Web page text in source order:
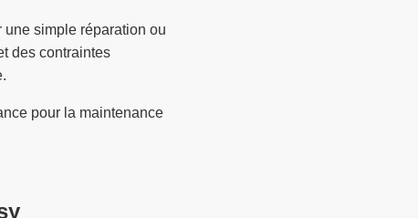
simple réparation ou
des contraintes
pour la maintenance